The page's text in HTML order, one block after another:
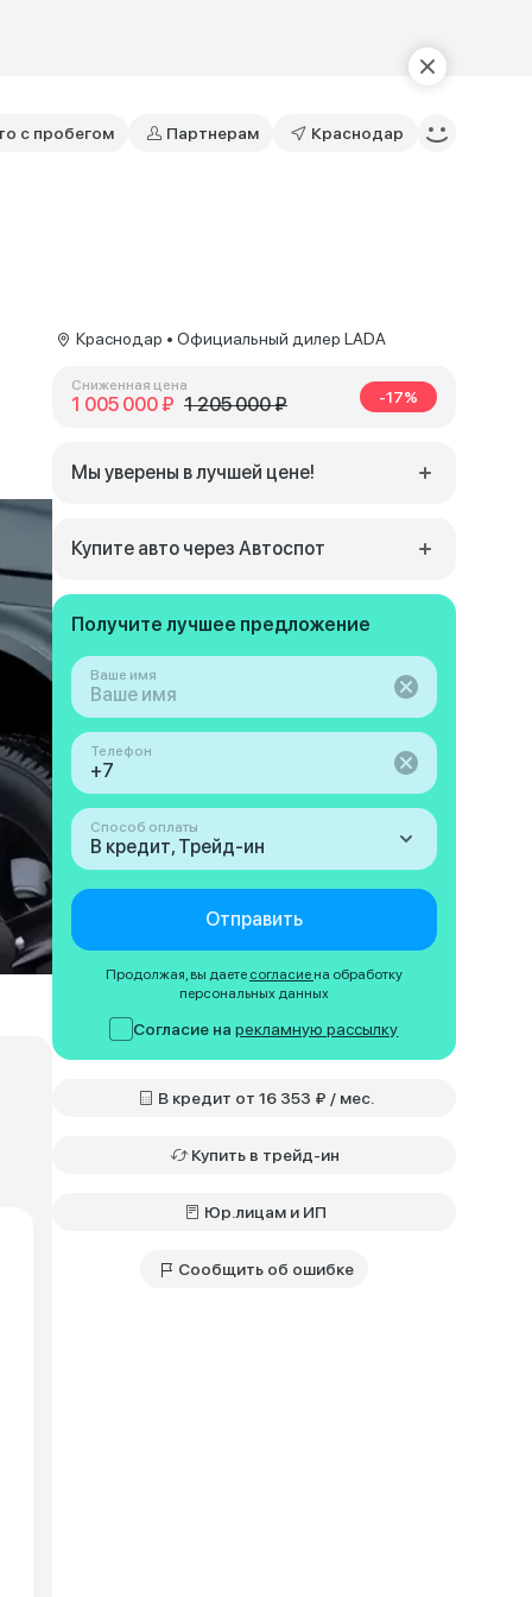
с пробегом Партнерам Краснодар
Краснодар • Официальный дилер LADA
Сниженная цена
1 005 000 ₽ 1 205 000 ₽ -17%
Мы уверены в лучшей цене!
Купите авто через Автоспот
Получите лучшее предложение
Ваше имя
Телефон
Способ оплаты
В кредит, Трейд-ин
Отправить
Продолжая, вы даете согласие на обработку
персональных данных
Согласие нарекламную рассылку
В кредит от 16 353 ₽ / мес.
Купить в трейд-ин
Юр.лицам и ИП
Сообщить об ошибке